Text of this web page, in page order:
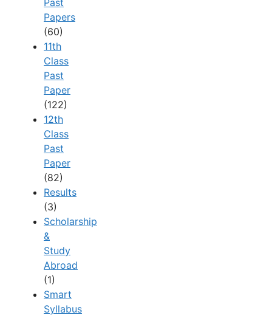
Past
Papers
(60)
11th
Class
Past
Paper
(122)
12th
Class
Past
Paper
(82)
Results
(3)
Scholarship
&
Study
Abroad
(1)
Smart
Syllabus